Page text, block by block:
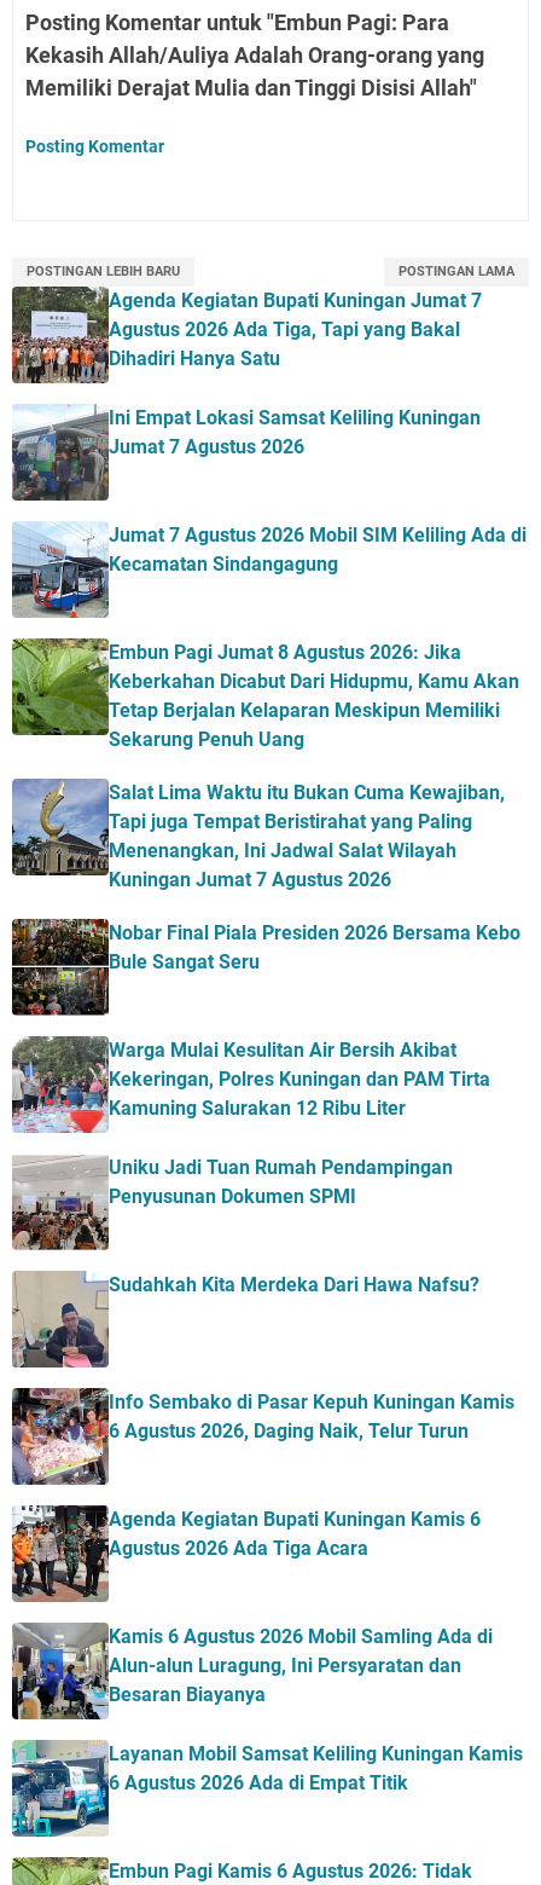
Posting Komentar untuk "Embun Pagi: Para
Kekasih Allah/Auliya Adalah Orang-orang yang
Memiliki Derajat Mulia dan Tinggi Disisi Allah"
Posting Komentar
POSTINGAN LEBIH BARU POSTINGAN LAMA
Agenda Kegiatan Bupati Kuningan Jumat 7
Agustus 2026 Ada Tiga, Tapi yang Bakal
Dihadiri Hanya Satu
Ini Empat Lokasi Samsat Keliling Kuningan
Jumat 7 Agustus 2026
Jumat 7 Agustus 2026 Mobil SIM Keliling Ada di
Kecamatan Sindangagung
Embun Pagi Jumat 8 Agustus 2026: Jika
Keberkahan Dicabut Dari Hidupmu, Kamu Akan
Tetap Berjalan Kelaparan Meskipun Memiliki
Sekarung Penuh Uang
Salat Lima Waktu itu Bukan Cuma Kewajiban,
Tapi juga Tempat Beristirahat yang Paling
Menenangkan, Ini Jadwal Salat Wilayah
Kuningan Jumat 7 Agustus 2026
Nobar Final Piala Presiden 2026 Bersama Kebo
Bule Sangat Seru
Warga Mulai Kesulitan Air Bersih Akibat
Kekeringan, Polres Kuningan dan PAM Tirta
Kamuning Salurakan 12 Ribu Liter
Uniku Jadi Tuan Rumah Pendampingan
Penyusunan Dokumen SPMI
Sudahkah Kita Merdeka Dari Hawa Nafsu?
Info Sembako di Pasar Kepuh Kuningan Kamis
6 Agustus 2026, Daging Naik, Telur Turun
Agenda Kegiatan Bupati Kuningan Kamis 6
Agustus 2026 Ada Tiga Acara
Kamis 6 Agustus 2026 Mobil Samling Ada di
Alun-alun Luragung, Ini Persyaratan dan
Besaran Biayanya
Layanan Mobil Samsat Keliling Kuningan Kamis
6 Agustus 2026 Ada di Empat Titik
Embun Pagi Kamis 6 Agustus 2026: Tidak